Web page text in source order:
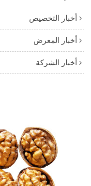
أخبار التخصيص
أخبار المعرض
أخبار الشركة